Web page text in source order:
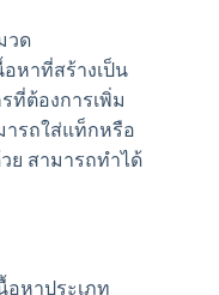
วด
อหาที่สร้างเป็น
ที่ต้องการเพิ่ม
ารถใส่แท็กหรือ
ย สามารถทำได้
อหาประเภท